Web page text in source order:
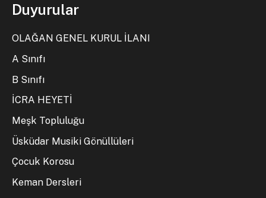
Duyurular
OLAĞAN GENEL KURUL İLANI
A Sınıfı
B Sınıfı
İCRA HEYETİ
Meşk Topluluğu
Üsküdar Musiki Gönüllüleri
Çocuk Korosu
Keman Dersleri